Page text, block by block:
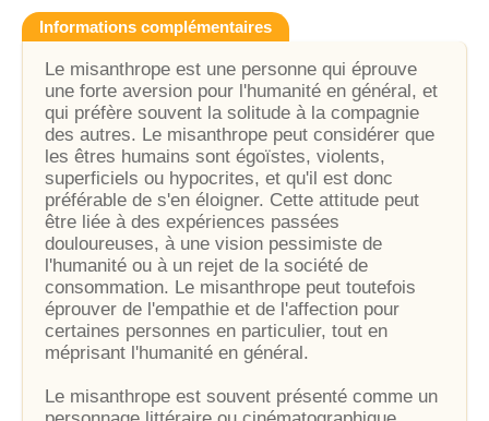
Informations complémentaires
Le misanthrope est une personne qui éprouve
une forte aversion pour l'humanité en général, et
qui préfère souvent la solitude à la compagnie
des autres. Le misanthrope peut considérer que
les êtres humains sont égoïstes, violents,
superficiels ou hypocrites, et qu'il est donc
préférable de s'en éloigner. Cette attitude peut
être liée à des expériences passées
douloureuses, à une vision pessimiste de
l'humanité ou à un rejet de la société de
consommation. Le misanthrope peut toutefois
éprouver de l'empathie et de l'affection pour
certaines personnes en particulier, tout en
méprisant l'humanité en général.
Le misanthrope est souvent présenté comme un